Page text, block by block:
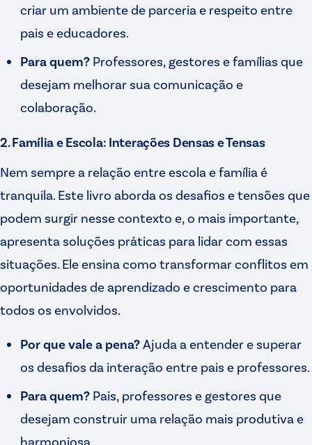
criar um ambiente de parceria e respeito entre
pais e educadores.
Para quem?Professores, gestores e famílias que
desejam melhorar sua comunicação e
colaboração.
2. Família e Escola: Interações Densas e Tensas
Nem sempre a relação entre escola e família é
tranquila. Este livro aborda os desafios e tensões que
podem surgir nesse contexto e, o mais importante,
apresenta soluções práticas para lidar com essas
situações. Ele ensina como transformar conflitos em
oportunidades de aprendizado e crescimento para
todos os envolvidos.
Por que vale a pena?Ajuda a entender e superar
os desafios da interação entre pais e professores.
Para quem?Pais, professores e gestores que
desejam construir uma relação mais produtiva e
harmoniosa.